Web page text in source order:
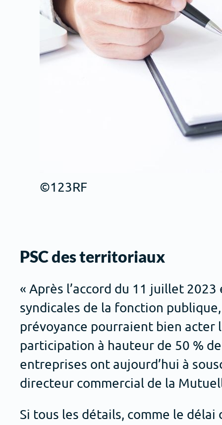
©123RF
PSC des territoriaux
« Après l’accord du 11 juillet
syndicales de la fonction
prévoyance pourraient bien acter
participation à hauteur de 50 %
entreprises ont aujourd’hui à
directeur commercial de la
Si tous les détails, comme le